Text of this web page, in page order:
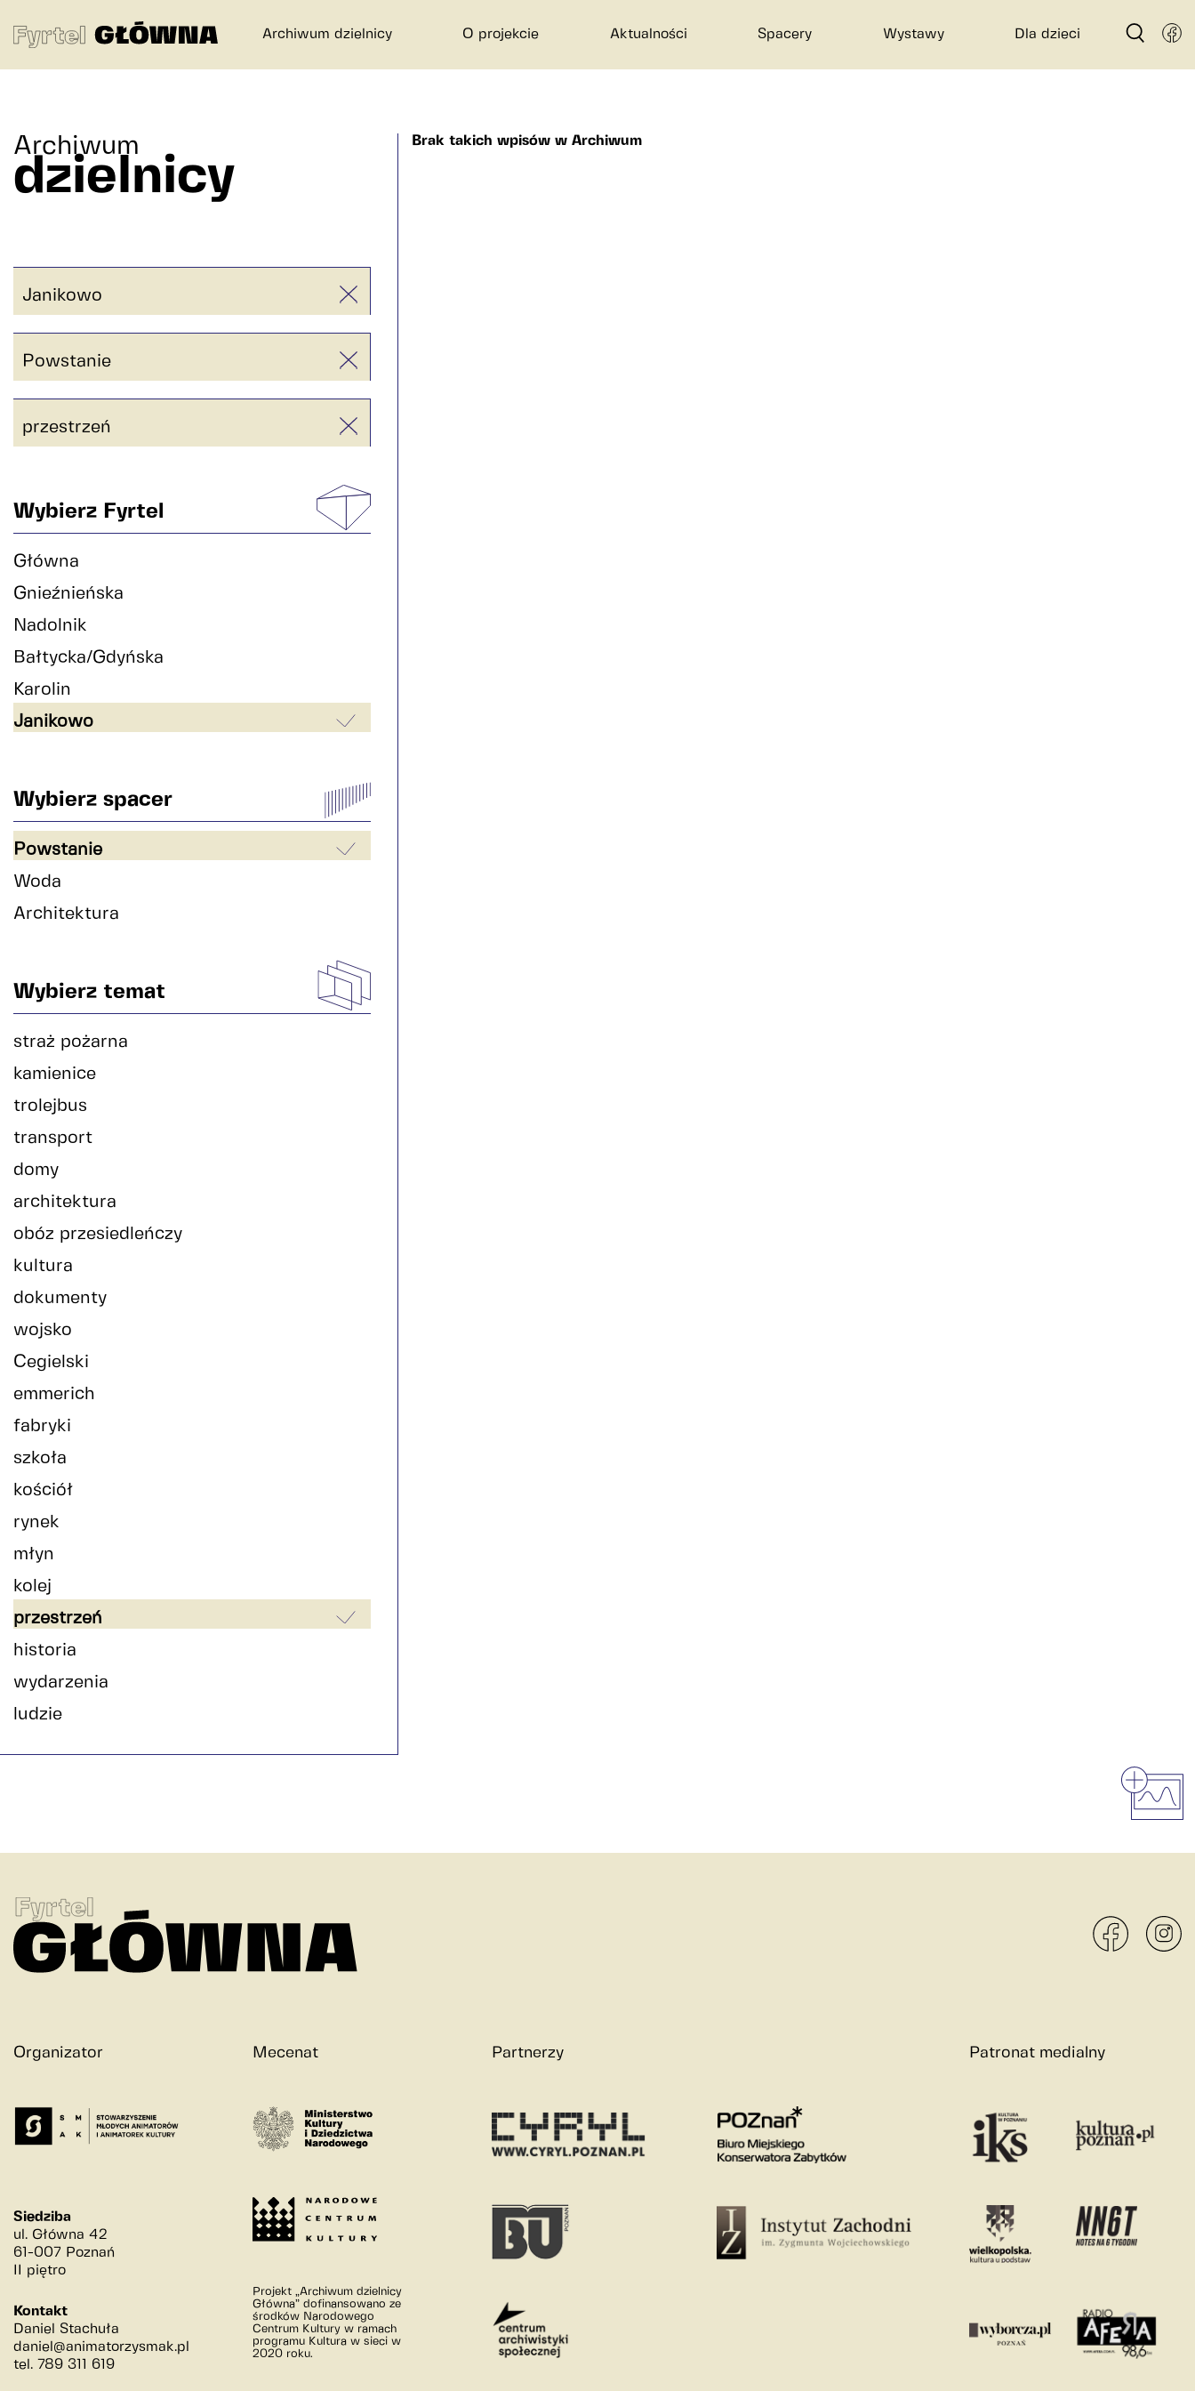
Fyrtel
Główna
dzielnicy
Główna
Archiwum dzielnicy O projekcie Aktualności Spacery Wystawy Dla dzieci
Archiwum
dzielnicy
Janikowo
Powstanie
przestrzeń
Wybierz Fyrtel
Główna
Gnieźnieńska
Nadolnik
Bałtycka/Gdyńska
Karolin
Janikowo
Wybierz spacer
Powstanie
Woda
Architektura
Wybierz temat
straż pożarna
kamienice
trolejbus
transport
domy
architektura
obóz przesiedleńczy
kultura
dokumenty
wojsko
Cegielski
emmerich
fabryki
szkoła
kościół
rynek
młyn
kolej
przestrzeń
historia
wydarzenia
ludzie
Brak takich wpisów w Archiwum
Organizator
Siedziba
ul. Główna 42
61-007 Poznań
II piętro
Kontakt
Daniel Stachuła
daniel@animatorzysmak.pl
tel. 789 311 619
Mecenat
Projekt „Archiwum dzielnicy
Główna” dofinansowano ze
środków Narodowego
Centrum Kultury w ramach
programu Kultura w sieci w
2020 roku.
Partnerzy Patronat medialny